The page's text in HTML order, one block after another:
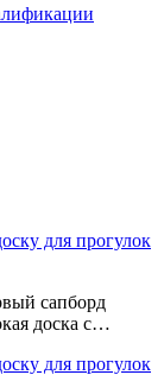
для прогулок
сапборд
доска с…
для прогулок